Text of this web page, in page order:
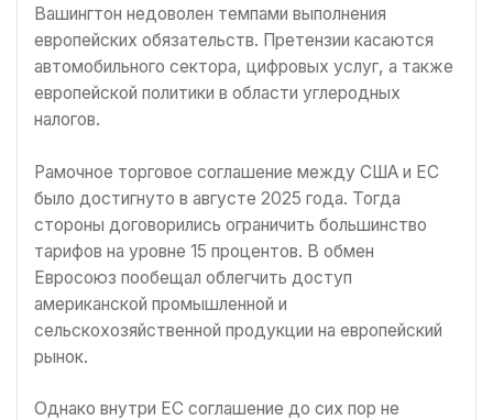
Вашингтон недоволен темпами выполнения
европейских обязательств. Претензии касаются
автомобильного сектора, цифровых услуг, а также
европейской политики в области углеродных
налогов.
Рамочное торговое соглашение между США и ЕС
было достигнуто в августе 2025 года. Тогда
стороны договорились ограничить большинство
тарифов на уровне 15 процентов. В обмен
Евросоюз пообещал облегчить доступ
американской промышленной и
сельскохозяйственной продукции на европейский
рынок.
Однако внутри ЕС соглашение до сих пор не